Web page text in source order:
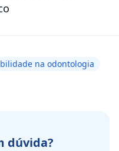
na odontologia
dúvida?